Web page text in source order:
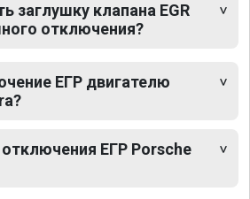
заглушку клапана EGR
отключения?
ЕГР двигателю
ЕГР Porsche